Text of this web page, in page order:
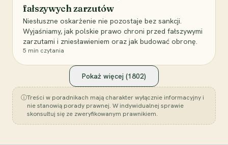
fałszywych zarzutów
Niesłuszne oskarżenie nie pozostaje bez sankcji.
Wyjaśniamy, jak polskie prawo chroni przed fałszywymi
zarzutami i zniesławieniem oraz jak budować obronę.
5 min czytania
Pokaż więcej (1802)
ⓘTreści w poradnikach mają charakter wyłącznie informacyjny i
nie stanowią porady prawnej. W indywidualnej sprawie
skonsultuj się ze zweryfikowanym prawnikiem.